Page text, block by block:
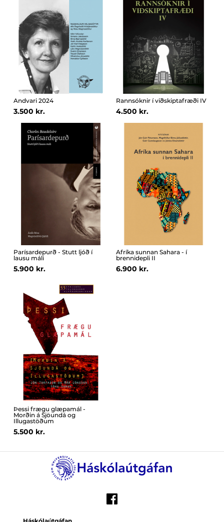
Andvari 2024
3.500 kr.
Rannsóknir í viðskiptafræði IV
4.500 kr.
Parísardepurð - Stutt ljóð í
lausu máli
5.900 kr.
Afríka sunnan Sahara - í
brennidepli II
6.900 kr.
Þessi frægu glæpamál -
Morðin á Sjöundá og
Illugastöðum
5.500 kr.